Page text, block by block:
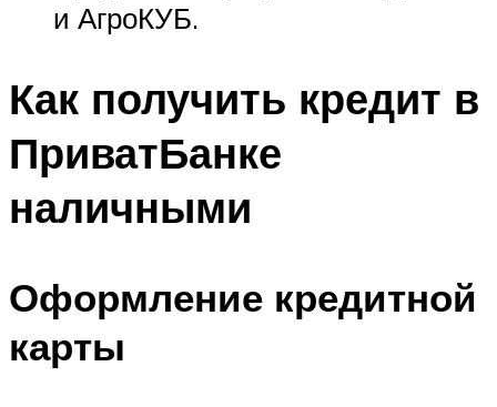
и АгроКУБ.
Как получить кредит в
ПриватБанке
наличными
Оформление кредитной
карты